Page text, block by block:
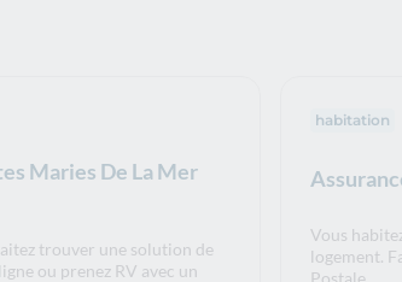
Maries De La Mer
trouver une solution de
ou prenez RV avec un
habitation
Vous
logement.
Postale